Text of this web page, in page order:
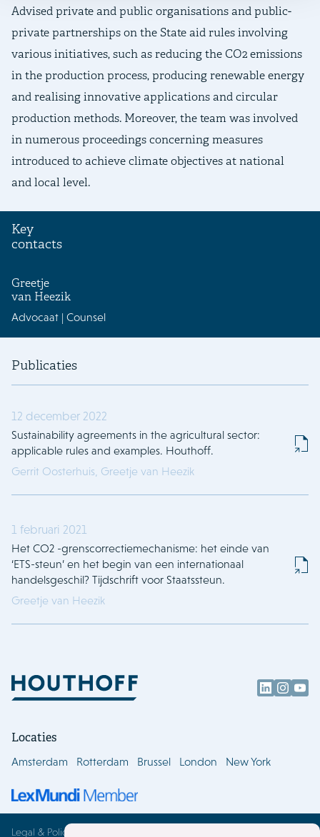
Advised private and public organisations and public-
private partnerships on the State aid rules involving
various initiatives, such as reducing the CO2 emissions
in the production process, producing renewable energy
and realising innovative applications and circular
production methods. Moreover, the team was involved
in numerous proceedings concerning measures
introduced to achieve climate objectives at national
and local level.
Key
contacts
Greetje
van Heezik
Advocaat | Counsel
Publicaties
12 december 2022
Sustainability agreements in the agricultural sector:
applicable rules and examples. Houthoff.
Gerrit Oosterhuis, Greetje van Heezik
1 februari 2021
Het CO2 -grenscorrectiemechanisme: het einde van
‘ETS-steun’ en het begin van een internationaal
handelsgeschil? Tijdschrift voor Staatssteun.
Greetje van Heezik
Locaties
Amsterdam Rotterdam Brussel London New York
Legal & Policies